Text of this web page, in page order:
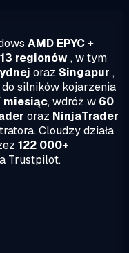
AMD EPYC+
13 regionów, w tym
oraz Singapur ,
silników kojarzenia
miesiąc, wdróż w 60
oraz NinjaTrader
Cloudzy działa
122 000+
Trustpilot.